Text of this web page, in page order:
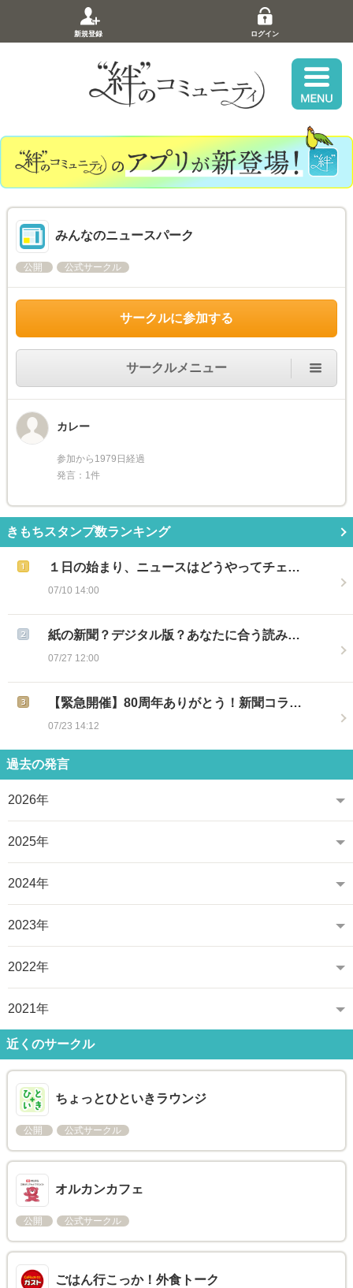
新規登録 ログイン
みんなのニュースパーク
公開 公式サークル
サークルに参加する
サークルメニュー
カレー
参加から1979日経過
発言：1件
きもちスタンプ数ランキング
１日の始まり、ニュースはどうやってチェ…
07/10 14:00
紙の新聞？デジタル版？あなたに合う読み…
07/27 12:00
【緊急開催】80周年ありがとう！新聞コラ…
07/23 14:12
過去の発言
2026年
2025年
2024年
2023年
2022年
2021年
近くのサークル
ちょっとひといきラウンジ
公開 公式サークル
オルカンカフェ
公開 公式サークル
ごはん行こっか！外食トーク